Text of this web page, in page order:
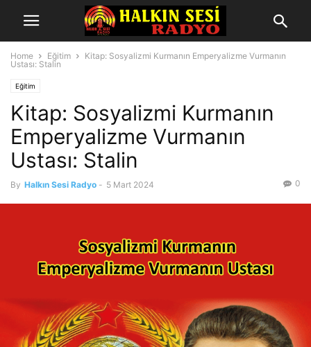
Home Eğitim
Kitap: Sosyalizmi Kurmanın Emperyalizme Vurmanın
Ustası: Stalin
Eğitim
Kitap: Sosyalizmi Kurmanın
Emperyalizme Vurmanın
Ustası: Stalin
By Halkın Sesi Radyo - 5 Mart 2024 0